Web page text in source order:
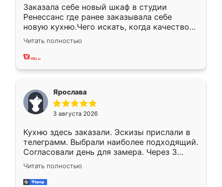
Заказала себе новый шкаф в студии
Ренессанс где ранее заказывала себе
новую кухню.Чего искать, когда качеством
вполне довольна. Служит кухня уже почти
два года, нареканий нет.
Читать полностью
Ярослава
3 августа 2026
Кухню здесь заказали. Эскизы прислали в
телеграмм. Выбрали наиболее подходящий.
Согласовали день для замера. Через 3
недели кухня была уже готова. Остались
довольны работой. Спасибо Ренессанс
мебель за качественную работу!
Читать полностью